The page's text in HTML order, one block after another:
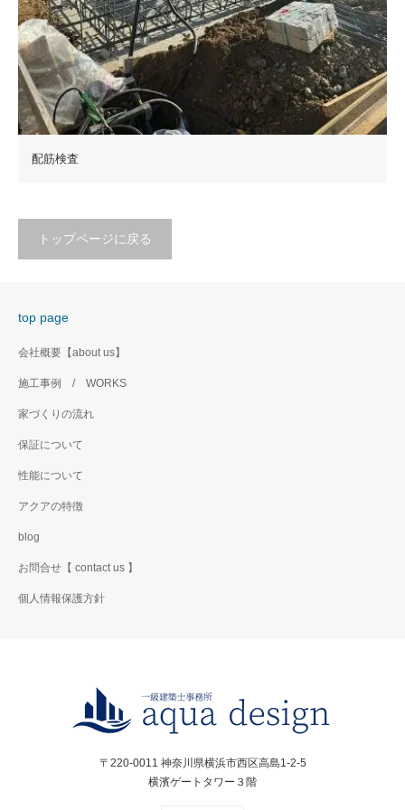
配筋検査
トップページに戻る
top page
会社概要【about us】
施工事例 / WORKS
家づくりの流れ
保証について
性能について
アクアの特徴
blog
お問合せ【 contact us 】
個人情報保護方針
〒220-0011 神奈川県横浜市西区高島1-2-5
横濱ゲートタワー３階